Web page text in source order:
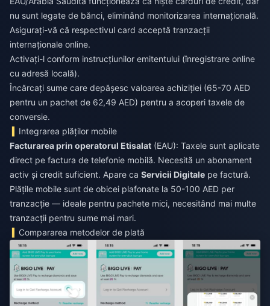
nu sunt legate de bănci, eliminând monitorizarea internațională.
Asigurați-vă că respectivul card acceptă tranzacții
internaționale online.
Activați-l conform instrucțiunilor emitentului (înregistrare online
cu adresă locală).
Încărcați sume care depășesc valoarea achiziției (65-70 AED
pentru un pachet de 62,49 AED) pentru a acoperi taxele de
conversie.
Integrarea plăților mobile
Facturarea prin operatorul Etisalat (EAU): Taxele sunt aplicate
direct pe factura de telefonie mobilă. Necesită un abonament
activ și credit suficient. Apare ca Servicii Digitale pe factură.
Plățile mobile sunt de obicei plafonate la 50-100 AED per
tranzacție — ideale pentru pachete mici, necesitând mai multe
tranzacții pentru sume mai mari.
Compararea metodelor de plată